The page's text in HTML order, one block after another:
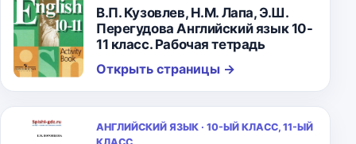
В.П. Кузовлев, Н.М. Лапа, Э.Ш.
Перегудова Английский язык 10-
11 класс. Рабочая тетрадь
Открыть страницы →
АНГЛИЙСКИЙ ЯЗЫК · 10-ЫЙ КЛАСС, 11-ЫЙ